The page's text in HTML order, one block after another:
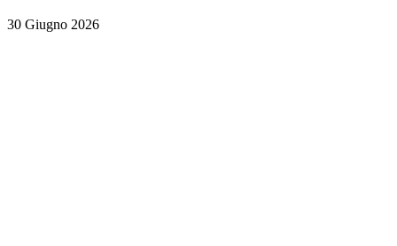
30 Giugno 2026